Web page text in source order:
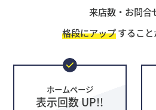
来店数・お問合
格段にアップすること
ホームページ
表示回数 UP!!